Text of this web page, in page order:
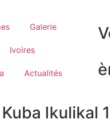
Galerie
Ivoires
Actualités
Kuba Ikulikal 1